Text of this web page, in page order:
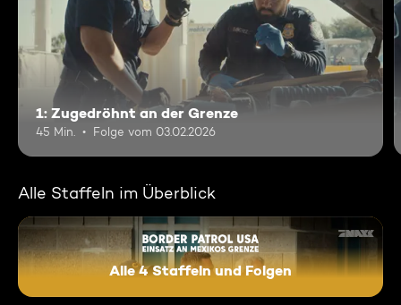
1: Zugedröhnt an der Grenze
45 Min. Folge vom 03.02.2026
Alle Staffeln im Überblick
Border Patrol USA - Einsatz
Alle 4 Staffeln und Folgen